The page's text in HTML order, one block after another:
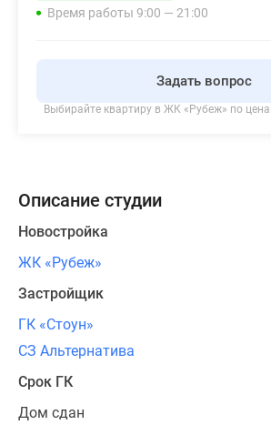
Время работы 9:00 — 21:00
Задать вопрос
Выбирайте квартиру в ЖК «Рубеж» по
Описание студии
Новостройка
ЖК «Рубеж»
Застройщик
ГК «Стоун»
СЗ Альтернатива
Срок ГК
Дом сдан